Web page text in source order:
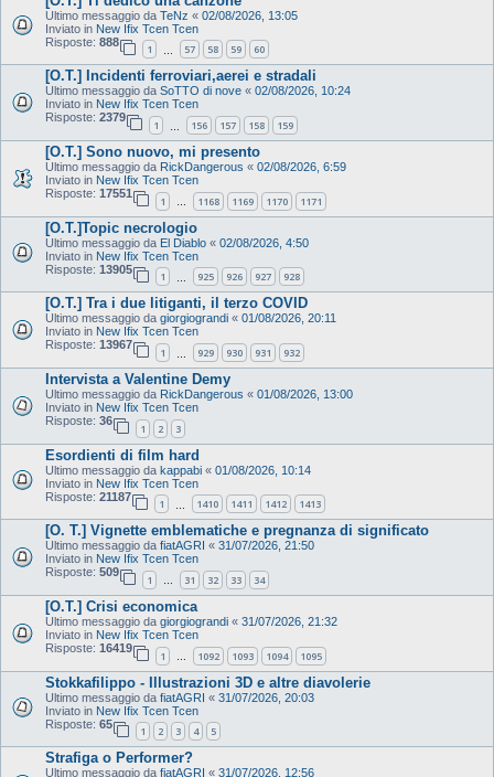
Ultimo messaggio da TeNz « 02/08/2026, 13:05
Inviato in New Ifix Tcen Tcen
Risposte: 888
1 57 58 59 60
[O.T.] Incidenti ferroviari,aerei e stradali
Ultimo messaggio da SoTTO di nove « 02/08/2026, 10:24
Inviato in New Ifix Tcen Tcen
Risposte: 2379
1 156 157 158 159
[O.T.] Sono nuovo, mi presento
Ultimo messaggio da RickDangerous « 02/08/2026, 6:59
Inviato in New Ifix Tcen Tcen
Risposte: 17551
1 … 1168 1169 1170 1171
[O.T.]Topic necrologio
Ultimo messaggio da El Diablo « 02/08/2026, 4:50
Inviato in New Ifix Tcen Tcen
Risposte: 13905
1 925 926 927 928
[O.T.] Tra i due litiganti, il terzo COVID
Ultimo messaggio da giorgiograndi « 01/08/2026, 20:11
Inviato in New Ifix Tcen Tcen
Risposte: 13967
1 929 930 931 932
Intervista a Valentine Demy
Ultimo messaggio da RickDangerous « 01/08/2026, 13:00
Inviato in New Ifix Tcen Tcen
Risposte: 36
1 2 3
Esordienti di film hard
Ultimo messaggio da kappabi « 01/08/2026, 10:14
Inviato in New Ifix Tcen Tcen
Risposte: 21187
1 1410 1411 1412 1413
[O. T.] Vignette emblematiche e pregnanza di significato
Ultimo messaggio da fiatAGRI « 31/07/2026, 21:50
Inviato in New Ifix Tcen Tcen
Risposte: 509
1 … 31 32 33 34
[O.T.] Crisi economica
Ultimo messaggio da giorgiograndi « 31/07/2026, 21:32
Inviato in New Ifix Tcen Tcen
Risposte: 16419
1 … 1092 1093 1094 1095
Stokkafilippo - Illustrazioni 3D e altre diavolerie
Ultimo messaggio da fiatAGRI « 31/07/2026, 20:03
Inviato in New Ifix Tcen Tcen
Risposte: 65
1 2 3 4 5
Strafiga o Performer?
Ultimo messaggio da fiatAGRI « 31/07/2026, 12:56